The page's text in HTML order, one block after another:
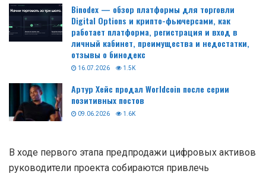
Binodex — обзор платформы для торговли
Digital Options и крипто-фьючерсами, как
работает платформа, регистрация и вход в
личный кабинет, преимущества и недостатки,
отзывы о бинодекс
16.07.2026 1.5K
Артур Хейс продал Worldcoin после серии
позитивных постов
09.06.2026 1.6K
В ходе первого этапа предпродажи цифровых активов
руководители проекта собираются привлечь